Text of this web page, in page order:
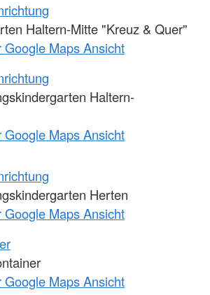
Haltern-Mitte "Kreuz & Quer"
Google Maps Ansicht
Haltern-
Google Maps Ansicht
Herten
Google Maps Ansicht
Google Maps Ansicht